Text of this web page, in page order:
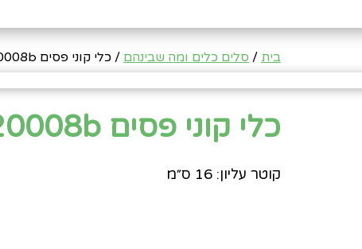
בית / סלים כלים ומה שבינהם / כלי קוני פסים 20008b ורוד בייבי
כלי קוני פסים 20008b ורוד בייבי
קוטר עליון: 16 ס״מ